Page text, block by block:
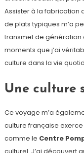
Assister à la fabrication
de plats typiques m’a
transmet de génération
moments que j’ai
culture dans la vie
Une culture
Ce voyage m’a
culture française
comme le Centre